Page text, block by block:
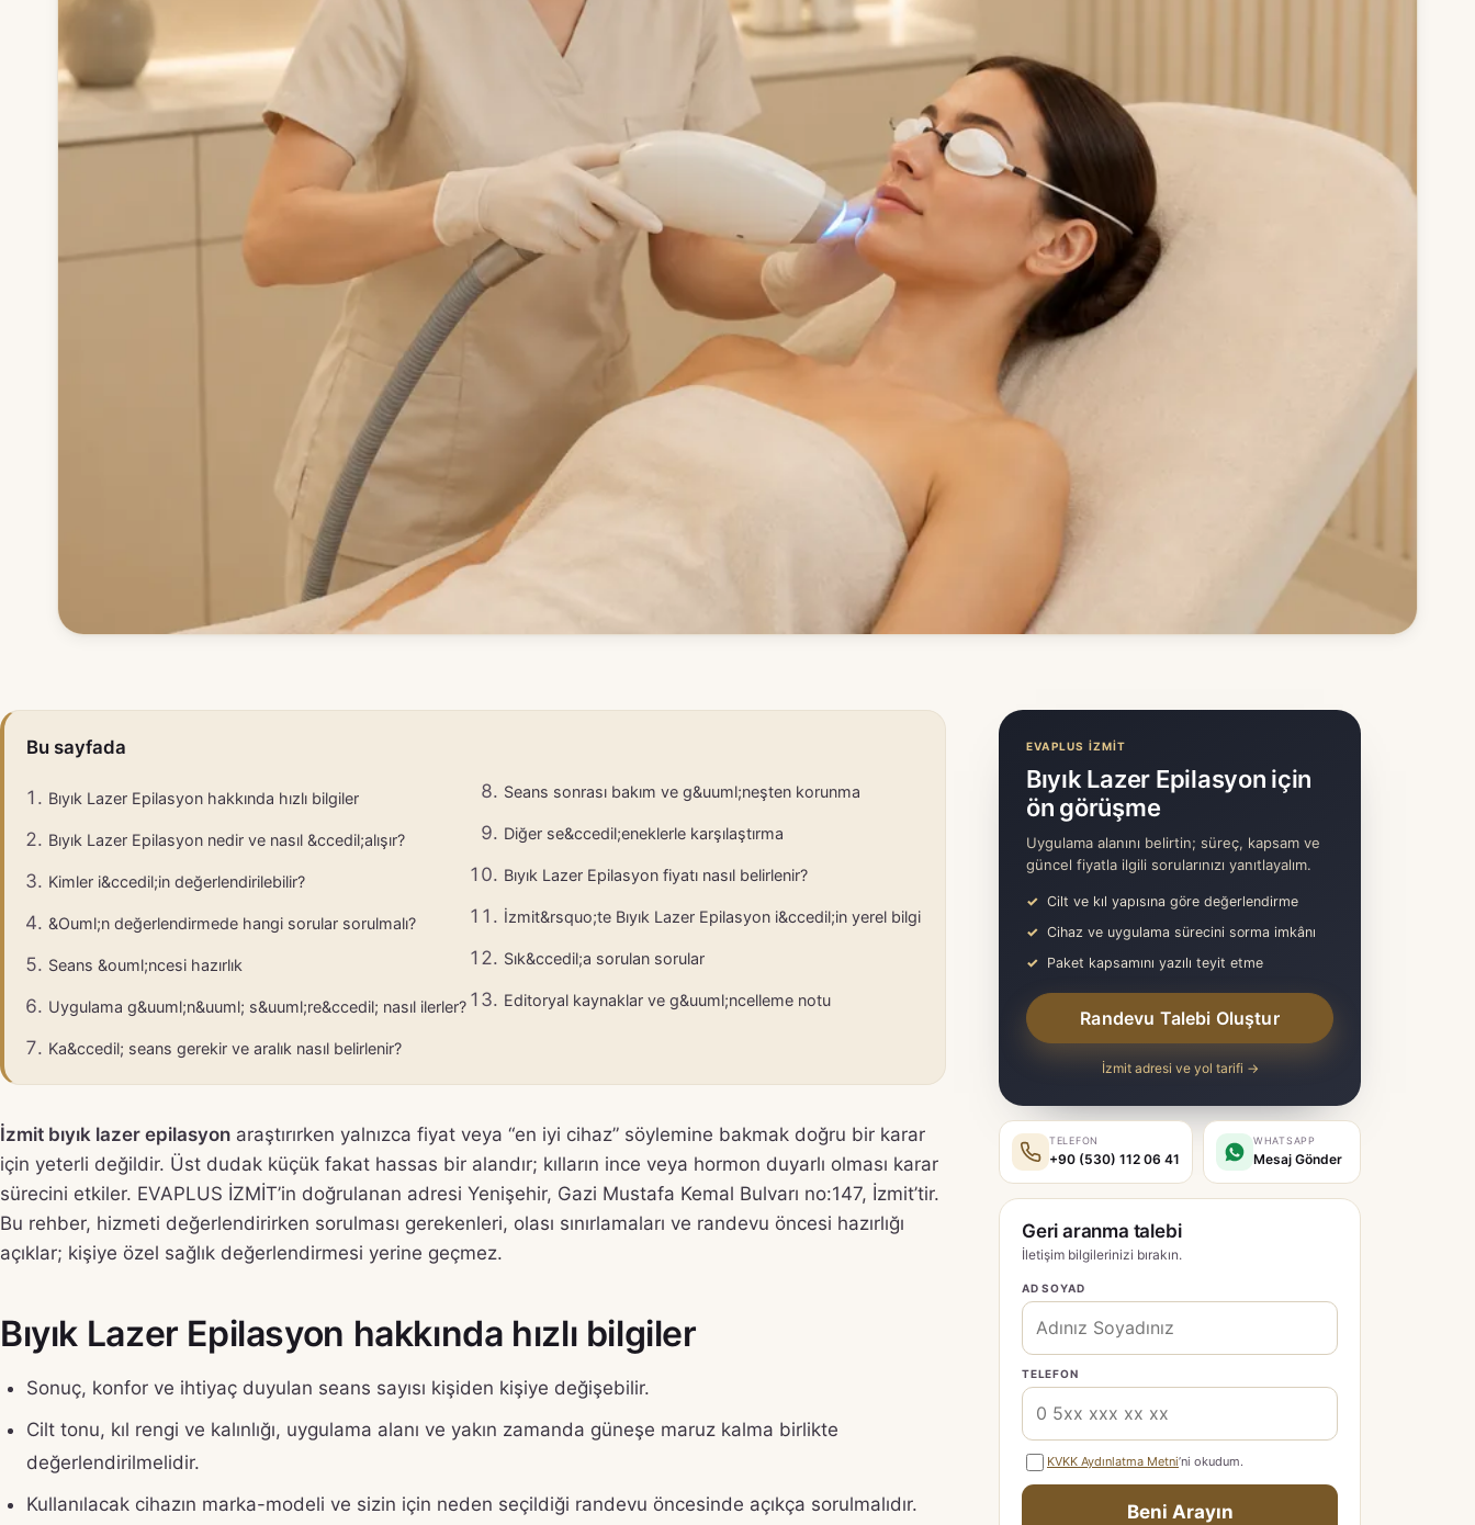
Bu sayfada
Bıyık Lazer Epilasyon hakkında hızlı bilgiler
Bıyık Lazer Epilasyon nedir ve nasıl &ccedil;alışır?
Kimler i&ccedil;in değerlendirilebilir?
&Ouml;n değerlendirmede hangi sorular sorulmalı?
Seans &ouml;ncesi hazırlık
Uygulama g&uuml;n&uuml; s&uuml;re&ccedil; nasıl ilerler?
Ka&ccedil; seans gerekir ve aralık nasıl belirlenir?
Seans sonrası bakım ve g&uuml;neşten korunma
Diğer se&ccedil;eneklerle karşılaştırma
Bıyık Lazer Epilasyon fiyatı nasıl belirlenir?
İzmit&rsquo;te Bıyık Lazer Epilasyon i&ccedil;in yerel bilgi
Sık&ccedil;a sorulan sorular
Editoryal kaynaklar ve g&uuml;ncelleme notu
İzmit bıyık lazer epilasyon araştırırken yalnızca fiyat veya “en iyi cihaz” söylemine bakmak doğru bir karar
için yeterli değildir. Üst dudak küçük fakat hassas bir alandır; kılların ince veya hormon duyarlı olması karar
sürecini etkiler. EVAPLUS İZMİT’in doğrulanan adresi Yenişehir, Gazi Mustafa Kemal Bulvarı no:147, İzmit’tir.
Bu rehber, hizmeti değerlendirirken sorulması gerekenleri, olası sınırlamaları ve randevu öncesi hazırlığı
açıklar; kişiye özel sağlık değerlendirmesi yerine geçmez.
Bıyık Lazer Epilasyon hakkında hızlı bilgiler
Sonuç, konfor ve ihtiyaç duyulan seans sayısı kişiden kişiye değişebilir.
Cilt tonu, kıl rengi ve kalınlığı, uygulama alanı ve yakın zamanda güneşe maruz kalma birlikte
değerlendirilmelidir.
Kullanılacak cihazın marka-modeli ve sizin için neden seçildiği randevu öncesinde açıkça sorulmalıdır.
EVAPLUS İZMİT
Bıyık Lazer Epilasyon için
ön görüşme
Uygulama alanını belirtin; süreç, kapsam ve
güncel fiyatla ilgili sorularınızı yanıtlayalım.
Cilt ve kıl yapısına göre değerlendirme
Cihaz ve uygulama sürecini sorma imkânı
Paket kapsamını yazılı teyit etme
Randevu Talebi Oluştur
İzmit adresi ve yol tarifi →
TELEFON
+90 (530) 112 06 41
WHATSAPP
Mesaj Gönder
Geri aranma talebi
İletişim bilgilerinizi bırakın.
AD SOYAD
TELEFON
KVKK Aydınlatma Metni’ni okudum.
Beni Arayın